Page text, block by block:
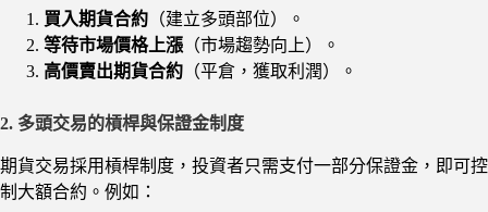
買入期貨合約 （建立多頭部位）。
等待市場價格上漲 （市場趨勢向上）。
高價賣出期貨合約 （平倉，獲取利潤）。
2. 多頭交易的槓桿與保證金制度
期貨交易採用槓桿制度，投資者只需支付一部分保證金，即可控
制大額合約。例如：